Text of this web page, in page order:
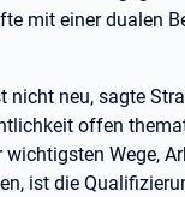
mit einer dualen
neu, sagte
offen
Wege,
ist die